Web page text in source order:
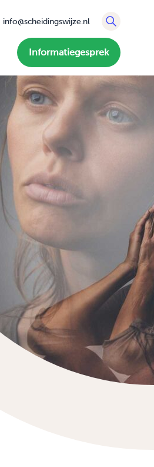
info@scheidingswijze.nl
Informatiegesprek